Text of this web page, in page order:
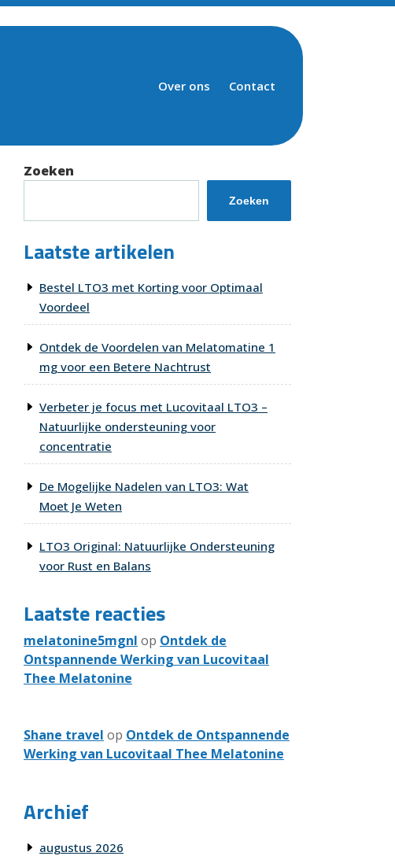
Over ons Contact
Zoeken
Zoeken
Laatste artikelen
Bestel LTO3 met Korting voor Optimaal
Voordeel
Ontdek de Voordelen van Melatomatine 1
mg voor een Betere Nachtrust
Verbeter je focus met Lucovitaal LTO3 –
Natuurlijke ondersteuning voor
concentratie
De Mogelijke Nadelen van LTO3: Wat
Moet Je Weten
LTO3 Original: Natuurlijke Ondersteuning
voor Rust en Balans
Laatste reacties
melatonine5mgnl op Ontdek de
Ontspannende Werking van Lucovitaal
Thee Melatonine
Shane travel op Ontdek de Ontspannende
Werking van Lucovitaal Thee Melatonine
Archief
augustus 2026